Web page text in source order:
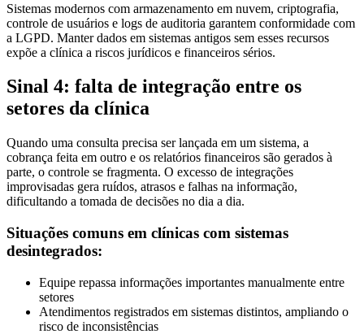
Sistemas modernos com armazenamento em nuvem, criptografia,
controle de usuários e logs de auditoria garantem conformidade com
a LGPD. Manter dados em sistemas antigos sem esses recursos
expõe a clínica a riscos jurídicos e financeiros sérios.
Sinal 4: falta de integração entre os
setores da clínica
Quando uma consulta precisa ser lançada em um sistema, a
cobrança feita em outro e os relatórios financeiros são gerados à
parte, o controle se fragmenta. O excesso de integrações
improvisadas gera ruídos, atrasos e falhas na informação,
dificultando a tomada de decisões no dia a dia.
Situações comuns em clínicas com sistemas
desintegrados:
Equipe repassa informações importantes manualmente entre
setores
Atendimentos registrados em sistemas distintos, ampliando o
risco de inconsistências